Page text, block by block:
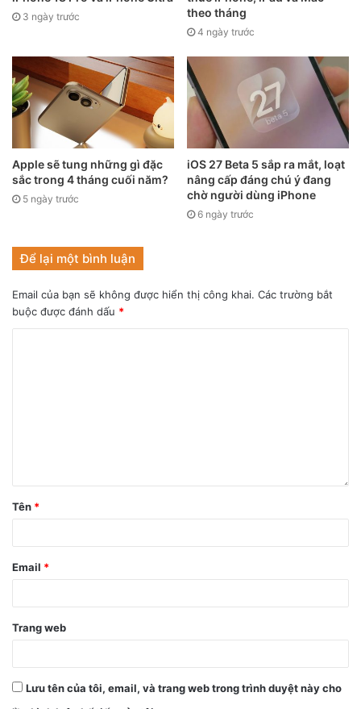
cấp liên quan đến tác động đáng ngờ khiến Apple tự tin
hơn rằng đó thực sự là một vụ tai nạn ô tô.
Một nguồn thạo tin ẩn danh cho biết thời điểm công bố,
triển khai ứng dụng mới có thể thay đổi, hoặc Apple có
thể chọn cách không công bố. Người phát ngôn của
Apple từ chối bình luận về thông tin mà WSJ đăng tải.
3 ngày trước
theo tháng
4 ngày trước
Apple sẽ tung những gì đặc
sắc trong 4 tháng cuối năm?
5 ngày trước
iOS 27 Beta 5 sắp ra mắt, loạt
nâng cấp đáng chú ý đang
chờ người dùng iPhone
6 ngày trước
Để lại một bình luận
Email của bạn sẽ không được hiển thị công khai. Các trường bắt
buộc được đánh dấu *
Tên *
Email *
Trang web
Lưu tên của tôi, email, và trang web trong trình duyệt này cho